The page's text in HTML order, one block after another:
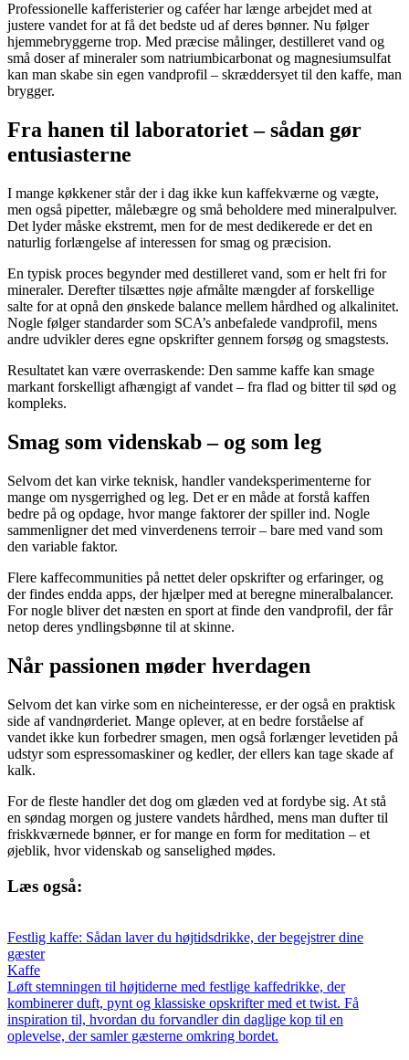
Professionelle kafferisterier og caféer har længe arbejdet med at
justere vandet for at få det bedste ud af deres bønner. Nu følger
hjemmebryggerne trop. Med præcise målinger, destilleret vand og
små doser af mineraler som natriumbicarbonat og magnesiumsulfat
kan man skabe sin egen vandprofil – skræddersyet til den kaffe, man
brygger.
Fra hanen til laboratoriet – sådan gør
entusiasterne
I mange køkkener står der i dag ikke kun kaffekværne og vægte,
men også pipetter, målebægre og små beholdere med mineralpulver.
Det lyder måske ekstremt, men for de mest dedikerede er det en
naturlig forlængelse af interessen for smag og præcision.
En typisk proces begynder med destilleret vand, som er helt fri for
mineraler. Derefter tilsættes nøje afmålte mængder af forskellige
salte for at opnå den ønskede balance mellem hårdhed og alkalinitet.
Nogle følger standarder som SCA’s anbefalede vandprofil, mens
andre udvikler deres egne opskrifter gennem forsøg og smagstests.
Resultatet kan være overraskende: Den samme kaffe kan smage
markant forskelligt afhængigt af vandet – fra flad og bitter til sød og
kompleks.
Smag som videnskab – og som leg
Selvom det kan virke teknisk, handler vandeksperimenterne for
mange om nysgerrighed og leg. Det er en måde at forstå kaffen
bedre på og opdage, hvor mange faktorer der spiller ind. Nogle
sammenligner det med vinverdenens terroir – bare med vand som
den variable faktor.
Flere kaffecommunities på nettet deler opskrifter og erfaringer, og
der findes endda apps, der hjælper med at beregne mineralbalancer.
For nogle bliver det næsten en sport at finde den vandprofil, der får
netop deres yndlingsbønne til at skinne.
Når passionen møder hverdagen
Selvom det kan virke som en nicheinteresse, er der også en praktisk
side af vandnørderiet. Mange oplever, at en bedre forståelse af
vandet ikke kun forbedrer smagen, men også forlænger levetiden på
udstyr som espressomaskiner og kedler, der ellers kan tage skade af
kalk.
For de fleste handler det dog om glæden ved at fordybe sig. At stå
en søndag morgen og justere vandets hårdhed, mens man dufter til
friskkværnede bønner, er for mange en form for meditation – et
øjeblik, hvor videnskab og sanselighed mødes.
Læs også:
Festlig kaffe: Sådan laver du højtidsdrikke, der begejstrer dine
gæster
Kaffe
Løft stemningen til højtiderne med festlige kaffedrikke, der
kombinerer duft, pynt og klassiske opskrifter med et twist. Få
inspiration til, hvordan du forvandler din daglige kop til en
oplevelse, der samler gæsterne omkring bordet.